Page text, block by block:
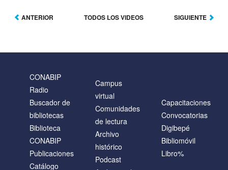
ANTERIOR TODOS LOS VIDEOS SIGUIENTE
CONABIP
Radio
Buscador de
bibliotecas
Biblioteca
CONABIP
Publicaciones
Catálogo
Campus
virtual
Comunidades
de lectura
Archivo
histórico
Podcast
Capacitaciones
Convocatorias
Digibepé
Bibliomóvil
Libro%